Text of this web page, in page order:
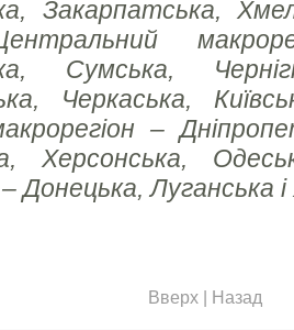
Закарпатська,
Сумська,
Черкаська,
–
Херсонська,
Донецька, Луганська
Вверх | Назад